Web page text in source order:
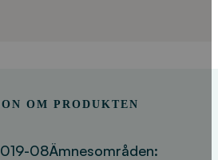
OM PRODUKTEN
08Ämnesområden: